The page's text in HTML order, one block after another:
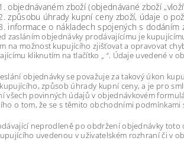
objednávaném zboží (objednávané zboží
způsobu úhrady kupní ceny zboží, údaje o
informace o nákladech spojených s dodáním
zasláním objednávky prodávajícímu je
na možnost kupujícího zjišťovat a opravovat
kliknutím na tlačítko „ “. Údaje uvedené v
objednávky se považuje za takový úkon
způsob úhrady kupní ceny, a je pro
všech povinných údajů v objednávkovém
o tom, že se s těmito obchodními podmínkami
neprodleně po obdržení objednávky
uvedenou v uživatelském rozhraní či v